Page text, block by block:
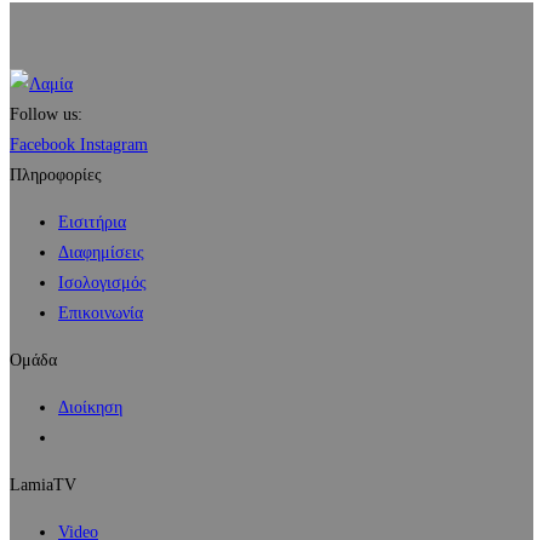
Follow us:
Facebook Instagram
Πληροφορίες
Εισιτήρια
Διαφημίσεις
Ισολογισμός
Επικοινωνία
Ομάδα
Διοίκηση
LamiaTV
Video